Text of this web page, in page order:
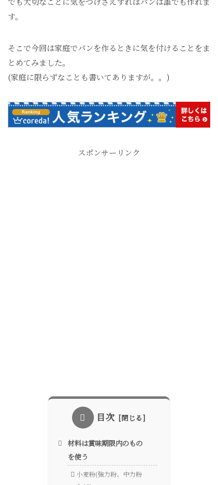
す。
そこで今回は家庭でパンを作るときに気を付けることをま
とめてみました。
(家庭に限らずなことも書いてありますが。。)
スポンサーリンク
目次
材料は賞味期限内のもの
を使う
小麦粉(強力粉、中力粉